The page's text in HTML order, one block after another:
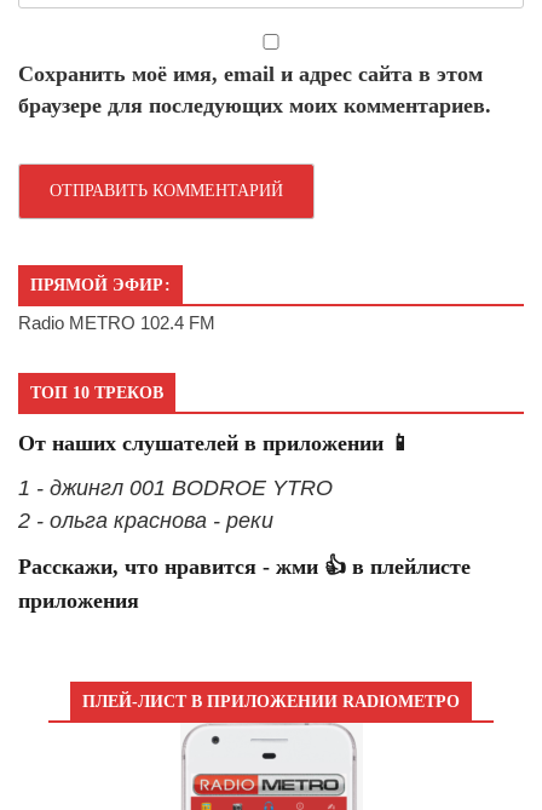
Сохранить моё имя, email и адрес сайта в этом
браузере для последующих моих комментариев.
ПРЯМОЙ ЭФИР:
Radio METRO 102.4 FM
ТОП 10 ТРЕКОВ
От наших слушателей в приложении 📱
1 - джингл 001 BODROE YTRO
2 - ольга краснова - реки
Расскажи, что нравится - жми 👍 в плейлисте
приложения
ПЛЕЙ-ЛИСТ В ПРИЛОЖЕНИИ RADIOМЕТРО